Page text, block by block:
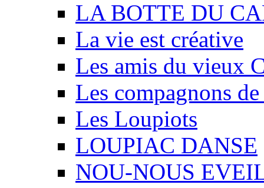
LA BOTTE DU
La vie est créative
Les amis du vieux
Les compagnons
Les Loupiots
LOUPIAC DANSE
NOU-NOUS